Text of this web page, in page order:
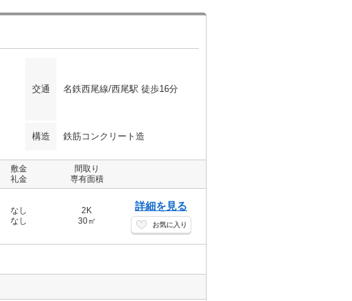
交通
名鉄西尾線/西尾駅 徒歩16分
構造 鉄筋コンクリート造
敷金
礼金
間取り
専有面積
なし
なし
2K
30㎡
詳細を見る
お気に入り